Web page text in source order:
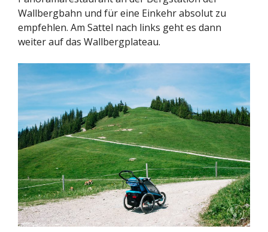
Wallbergbahn und für eine Einkehr absolut zu
empfehlen. Am Sattel nach links geht es dann
weiter auf das Wallbergplateau.